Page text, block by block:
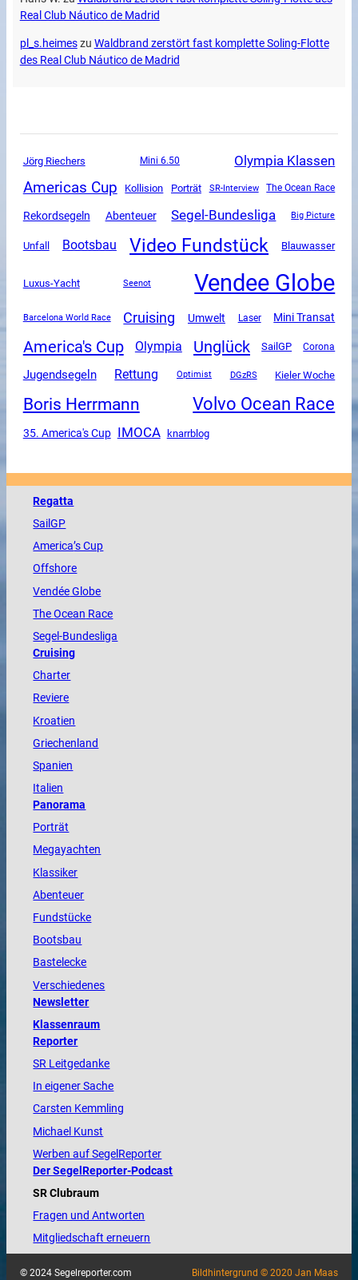
Real Club Náutico de Madrid
pl_s.heimeszu Waldbrand zerstört fast komplette Soling-Flotte
des Real Club Náutico de Madrid
Jörg Riechers Mini 6.50 Olympia Klassen
Americas Cup Kollision Porträt SR-Interview The Ocean Race
Rekordsegeln Abenteuer Segel-Bundesliga Big Picture
Unfall Bootsbau Video Fundstück Blauwasser
Luxus-Yacht Seenot Vendee Globe
Barcelona World Race Cruising Umwelt Laser Mini Transat
America's Cup Olympia Unglück SailGP Corona
Jugendsegeln Rettung Optimist DGzRS Kieler Woche
Boris Herrmann Volvo Ocean Race
35. America's Cup IMOCA knarrblog
Regatta
SailGP
America’s Cup
Offshore
VendéeGlobe
TheOcean Race
Segel-Bundesliga
Cruising
Charter
Reviere
Kroatien
Griechenland
Spanien
Italien
Panorama
Porträt
Megayachten
Klassiker
Abenteuer
Fundstücke
Bootsbau
Bastelecke
Verschiedenes
Newsletter
Klassenraum
Reporter
SR Leitgedanke
In eigener Sache
Carsten Kemmling
Michael Kunst
Werben auf SegelReporter
Der SegelReporter-Podcast
SR Clubraum
Fragen und Antworten
Mitgliedschaft erneuern
© 2024 Segelreporter.com Bildhintergrund © 2020 Jan Maas